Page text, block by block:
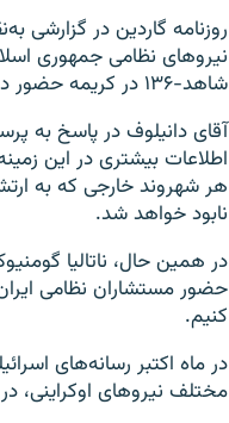
روزنامه گاردین در گزارشی
نیروهای نظامی جمهوری
شاهد-۱۳۶ در کریمه حضور دارند، اما به تعداد کشته‌ها اشاره‌ای نکرد.
آقای دانیلوف در پاسخ به
اطلاعات بیشتری در این
هر شهروند خارجی که به
نابود خواهد شد.
در همین حال، ناتالیا
حضور مستشاران نظامی
کنیم.
مختلف نیروهای اوکراینی،